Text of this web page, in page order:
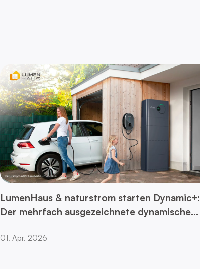
LumenHaus & naturstrom starten Dynamic+:
Der mehrfach ausgezeichnete dynamische
LumenHaus Speicher um deutsche Haushalte
01. Apr. 2026